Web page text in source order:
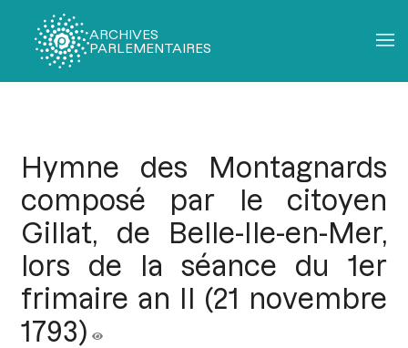
ARCHIVES
PARLEMENTAIRES
Hymne des Montagnards
composé par le citoyen
Gillat, de Belle-Ile-en-Mer,
lors de la séance du 1er
frimaire an II (21 novembre
1793)